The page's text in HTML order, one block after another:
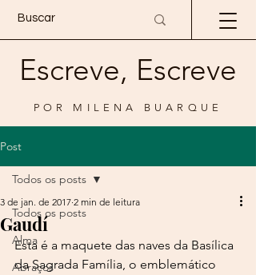
Escreve, Escreve
POR MILENA BUARQUE
Post
Todos os posts
Alma
Abraços
Todos os posts
Gaudí
3 de jan. de 2017 2 min de leitura
Esta é a maquete das naves da Basílica
da Sagrada Família, o emblemático